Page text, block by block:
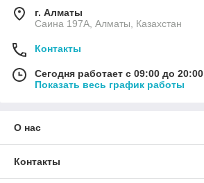
г. Алматы
Саина 197А, Алматы, Казахстан
Контакты
Сегодня работает с 09:00 до 20:00
Показать весь график работы
О нас
Контакты